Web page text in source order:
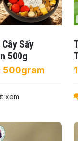
Sấy
500g
500gram
xem